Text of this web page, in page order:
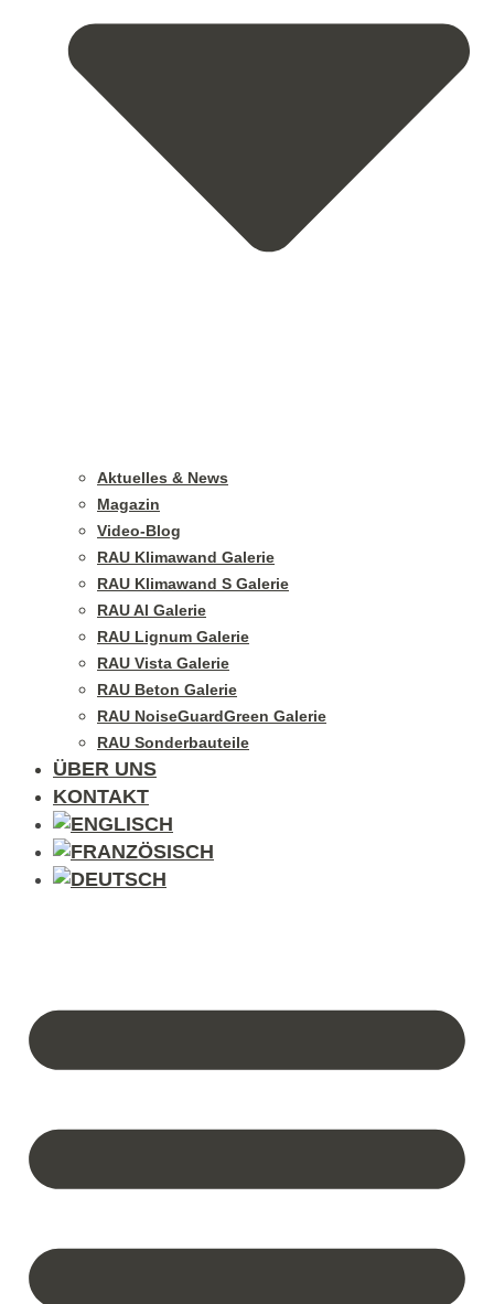
Aktuelles & News
Magazin
Video-Blog
RAU Klimawand Galerie
RAU Klimawand S Galerie
RAU Al Galerie
RAU Lignum Galerie
RAU Vista Galerie
RAU Beton Galerie
RAU NoiseGuardGreen Galerie
RAU Sonderbauteile
ÜBER UNS
KONTAKT